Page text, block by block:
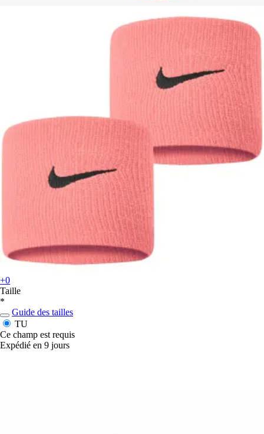
+0
Taille
*
Guide des tailles
TU
Ce champ est requis
Expédié en 9 jours